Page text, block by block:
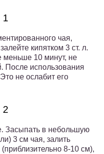
1
чая,
кипятком 3 ст. л.
меньше 10 минут, не
После использования
не ослабит его
2
Засыпать в небольшую
3 см чая, залить
8-10 см),